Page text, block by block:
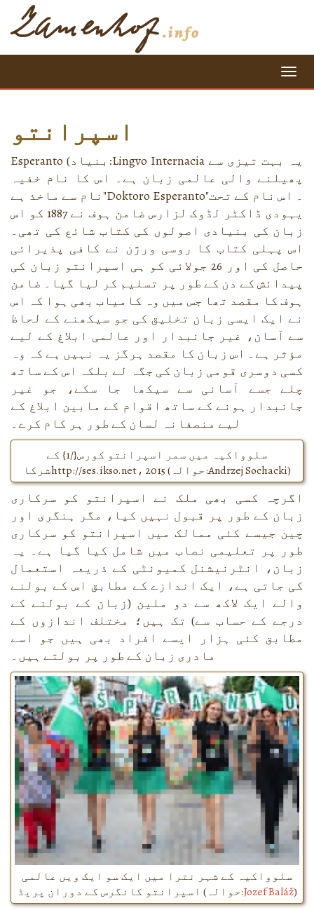
=
اسپرانتو
Esperanto (بنیاد:Lingvo Internacia
پھیلنے والی عالمی زبان ہے۔ اس کا نام خفیہ
نام سے ماخذ ہے"Doktoro Esperanto"۔ اس نام کے تحت
یہودی ڈاکٹر لڈوک لزارس ضامن ہوف نے 1887 کو اس
زبان کی بنیادی اصولوں کی کتاب شائع کی تھی۔
اس پہلی کتاب کا روسی ورژن نے کافی پذیرائی
حاصل کی اور 26 جولائی کو ہی اسپرانتو زبان کی
پیدائش کے دن کے طور پر تسلیم کر لیا گیا۔ ضامن
ہوف کا مقصد تھا جس میں وہ کامیاب بھی ہوا کہ اس
نے ایک ایسی زبان تخلیق کی جو سیکھنے کے لحاظ
سے آسان، غیر جانبدار اور عالمی ابلاغ کے لیے
مؤثر ہے۔ اس زبان کا مقصد ہرگز یہ نہیں ہے کہ وہ
کسی دوسری قومی زبان کی جگہ لے بلکہ اس کے ساتھ
چلے جسے آسانی سے سیکھا جا سکے، جو غیر
جانبدار ہونے کے ساتھ اقوام کے مابین ابلاغ کے
لیے منصفانہ لسان کے طور ہر کام کرے۔
سلوواکیہ میں سمر اسپرانتو کورس{/1} کے
شرکاhttp://ses.ikso.net، 2015 (حوالہ:Andrzej Sochacki)
اگرچہ کسی بھی ملک نے اسپرانتو کو سرکاری
زبان کے طور پر قبول نہیں کیا، مگر ہنگری اور
چین جیسے کئی ممالک میں اسپرانتو کو سرکاری
طور پر تعلیمی نصاب میں شامل کیا گیا ہے۔ یہ
زبان، انٹرنیشنل کمیونٹی کے ذریعہ استعمال
کی جاتی ہے، ایک اندازے کے مطابق اس کے بولنے
والے ایک لاکھ سے دو ملین (زبان کے بولنے کے
درجے کے حساب سے) تک ہیں؛ مختلف اندازوں کے
مطابق کئی ہزار ایسے افراد بھی ہیں جو اسے
مادری زبان کے طور پر بولتے ہیں۔
سلوواکیہ کے شہر نترا میں ایک سو ایک ویں عالمی
اسپرانتو کانگرس کے دوران پریڈ (حوالہ:Jozef Baláž)